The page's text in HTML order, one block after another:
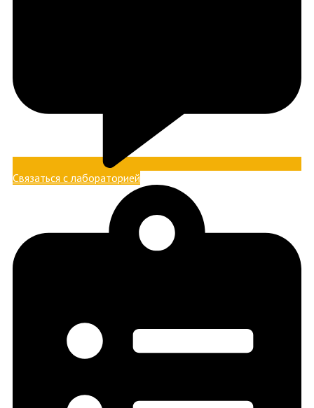
Связаться с лабораторией